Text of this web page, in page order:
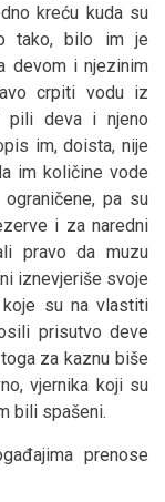
kreću kuda su
tako, bilo im je
devom i njezinim
crpiti vodu iz
pili deva i njeno
im, doista, nije
im količine vode
pa su
i za naredni
pravo da muzu
iznevjeriše svoje
koje su na vlastiti
prisutvo deve
za kaznu biše
vjernika koji su
bili spašeni.
prenose